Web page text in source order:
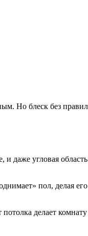
Но блеск без
даже угловая область
пол, делая
делает